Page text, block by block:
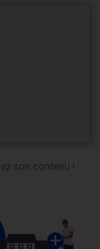
son contenu !